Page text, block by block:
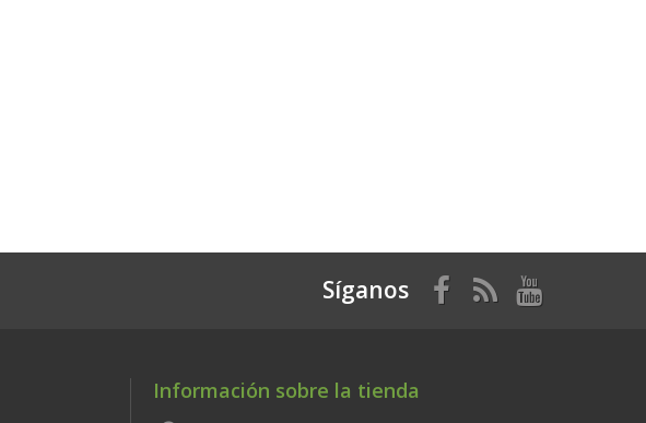
Síganos
Información sobre la tienda